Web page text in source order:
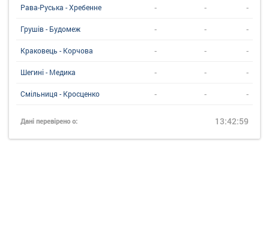
Рава-Руська - Хребенне - - -
Грушів - Будомеж - - -
Краковець - Корчова - - -
Шегині - Медика - - -
Смільниця - Кросценко - - -
Дані перевірено о: 13:42:59